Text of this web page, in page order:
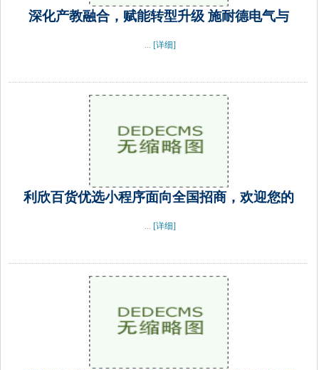
深化产教融合，赋能转型升级 施耐德电气与
... [详细]
利欣百货优选小程序面向全国招商，欢迎您的
... [详细]